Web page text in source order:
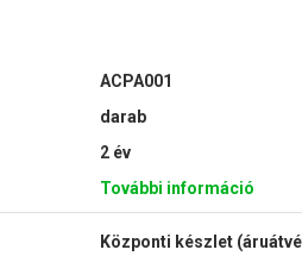
ACPA001
darab
2 év
További információ
Központi készlet